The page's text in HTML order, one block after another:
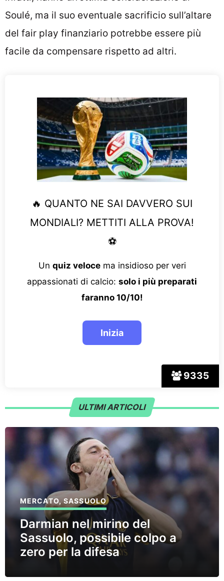
Soulé, ma il suo eventuale sacrificio sull’altare
del fair play finanziario potrebbe essere più
facile da compensare rispetto ad altri.
9335
🔥 QUANTO NE SAI DAVVERO SUI
MONDIALI? METTITI ALLA PROVA!
⚽
Un quiz velocema insidioso per veri
appassionati di calcio: solo i più preparati
faranno 10/10!
ULTIMI ARTICOLI
MERCATO,SASSUOLO
Darmian nel mirino del
Sassuolo, possibile colpo a
zero per la difesa